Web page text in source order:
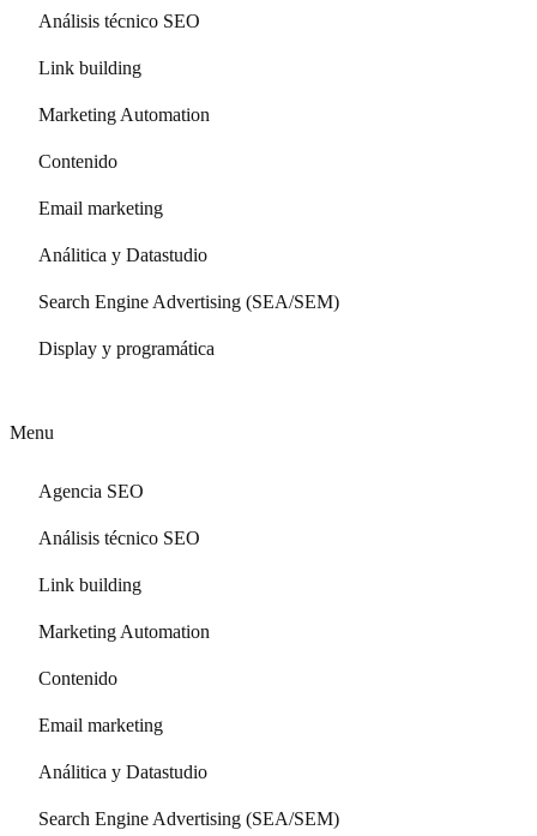
Análisis técnico SEO
Link building
Marketing Automation
Contenido
Email marketing
Análitica y Datastudio
Search Engine Advertising (SEA/SEM)
Display y programática
Menu
Agencia SEO
Análisis técnico SEO
Link building
Marketing Automation
Contenido
Email marketing
Análitica y Datastudio
Search Engine Advertising (SEA/SEM)